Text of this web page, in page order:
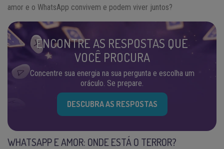
amor e o WhatsApp convivem e podem viver juntos?
ENCONTRE AS RESPOSTAS QUE
VOCÊ PROCURA
Concentre sua energia na sua pergunta e escolha um
oráculo. Se prepare.
DESCUBRA AS RESPOSTAS
WHATSAPP E AMOR: ONDE ESTÁ O TERROR?